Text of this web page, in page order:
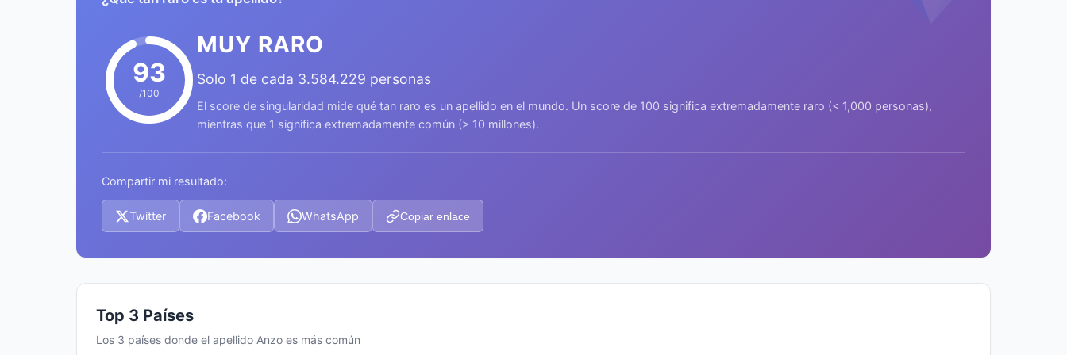
93
/100
MUY RARO
Solo 1 de cada 3.584.229 personas
El score de singularidad mide qué tan raro es un apellido en el mundo. Un score de 100 significa extremadamente raro (< 1,000 personas),
mientras que 1 significa extremadamente común (> 10 millones).
Compartir mi resultado:
Twitter Facebook WhatsApp Copiar enlace
Top 3 Países
Los 3 países donde el apellido Anzo es más común